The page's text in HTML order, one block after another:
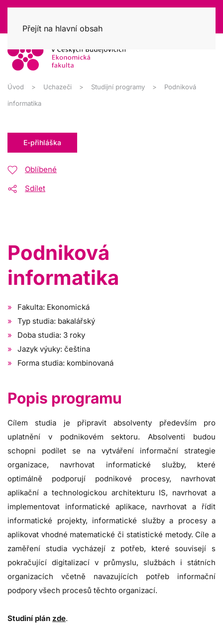
Přejít na hlavní obsah
Úvod Uchazeči Studijní programy Podniková
informatika
E-přihláška
Oblíbené
Sdílet
Podniková
informatika
Fakulta: Ekonomická
Typ studia: bakalářský
Doba studia: 3 roky
Jazyk výuky: čeština
Forma studia: kombinovaná
Popis programu
Cílem studia je připravit absolventy především pro
uplatnění v podnikovém sektoru. Absolventi budou
schopni podílet se na vytváření informační strategie
organizace, navrhovat informatické služby, které
optimálně podporují podnikové procesy, navrhovat
aplikační a technologickou architekturu IS, navrhovat a
implementovat informatické aplikace, navrhovat a řídit
informatické projekty, informatické služby a procesy a
aplikovat vhodné matematické či statistické metody. Cíle a
zaměření studia vycházejí z potřeb, které souvisejí s
pokračující digitalizací v průmyslu, službách i státních
organizacích včetně navazujících potřeb informační
podpory všech procesů těchto organizací.
Studiní plán zde.